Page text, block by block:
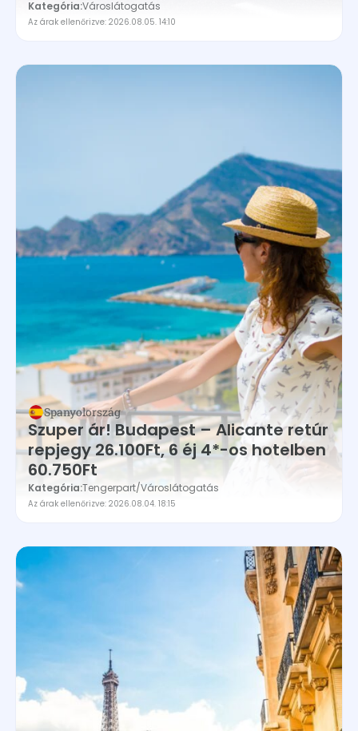
Kategória:Városlátogatás
Az árak ellenőrizve: 2026.08.05. 14:10
Spanyolország
Szuper ár! Budapest – Alicante retúr
repjegy 26.100Ft, 6 éj 4*-os hotelben
60.750Ft
Kategória:Tengerpart/Városlátogatás
Az árak ellenőrizve: 2026.08.04. 18:15